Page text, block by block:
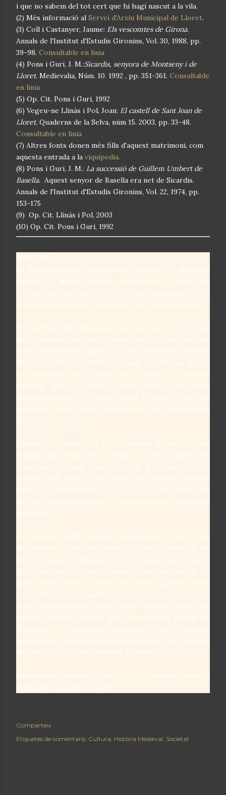
i que no sabem del tot cert que hi hagi nascut a la vila.
(2) Més informació al Servei d'Arxiu Municipal de Lloret.
(3) Coll i Castanyer, Jaume: Els vescomtes de Girona.
Annals de l'Institut d'Estudis Gironins, Vol. 30, 1988, pp.
39-98. Consultable en línia
(4) Pons i Guri, J. M.:Sicardis, senyora de Montseny i de
Lloret. Medievalia, Núm. 10. 1992 , pp. 351-361. Consultable
en línia
(5) Op. Cit. Pons i Guri, 1992
(6) Vegeu-ne Llinàs i Pol, Joan: El castell de Sant Joan de
Lloret. Quaderns de la Selva, núm 15. 2003, pp. 33-48.
Consultable en línia
(7) Altres fonts donen més fills d'aquest matrimoni, com
aquesta entrada a la viquipedia.
(8) Pons i Guri, J. M.: La successió de Guillem Umbert de
Basella. Aquest senyor de Basella era net de Sicardis.
Annals de l'Institut d'Estudis Gironins, Vol. 22, 1974, pp.
153-175
(9) Op. Cit. Llinàs i Pol, 2003
(10) Op. Cit. Pons i Guri, 1992
REFLEXIÓ
La denominació de la plaça que recorda el llegat de
Sicardis és: Madona Sicardis de Montsoriu. Aporto una
reflexió personal des de la historiografia amateur, a falta
del dictamen d'una persona experta en l'època medieval.
El qualificatiu de madona, que vol dir senyora o persona
que té domini d'alguna propietat, era un terme antic que
molt possiblement s'emprà en dates posteriors a la vida
de Sicardis. Als documents medievals que ens han arribat
en condicions, fixa Sicardis en relació a sí mateixa
( femina), filla o esposa (uxor), sense cap mena
d'acompanyament. Tal com s'ha dit, Sicardis és un nom
llatinitzat en els escrits notarials i el seu veritable nom
sonaria com a Sicarda.
Tanmateix, comencen a veure Madona Sicardis en uns
articles del propi Pons i Guri, al Lloret Gaceta dels
exemplars de maig i juny de 1978, que explicaven de
manera molt didàctica la historia del Lloret medieval.
Amb tot, la seva brillant exposició a la revista Medievalia
de 1992 sobre Sicardis, no ho esmenta pas el tractament
de madona.
Per una altra banda, l'afegitó de Montsoriu, como si fos
un cognom o nom de llinatge, s'utilitza molt en les
interpretacions i descripcions històriques que tracten
d'explicar aquell període, i distingir les persones, de les
quals només tenim el nom. Les dones gòtiques eren
conegudes exclusivament pel nom; en canvi, els homes
rebien el nom del seu pare com a un segon nom (per
exemple, Bernat Umbert, que indica que és Bernat, fill
d'Umbert) o si eren militars i senyors, prenien el nom del
seu castell o propietat més estimada (Amat, del castell de
Montsoriu, Arnau, dels dominis de Malla, etc).
En definitiva,i segons el meu criteri, el nom més idoni en
seria: Plaça Sicardis de Lloret.
Comparteix
Etiquetes de comentaris: Cultura Història Medieval Societat